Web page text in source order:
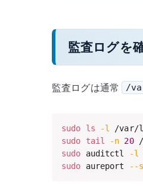
監査ログを
監査ログは通常 /
sudo ls -l
sudo
tail -n 20
sudo auditctl
-l
sudo aureport --